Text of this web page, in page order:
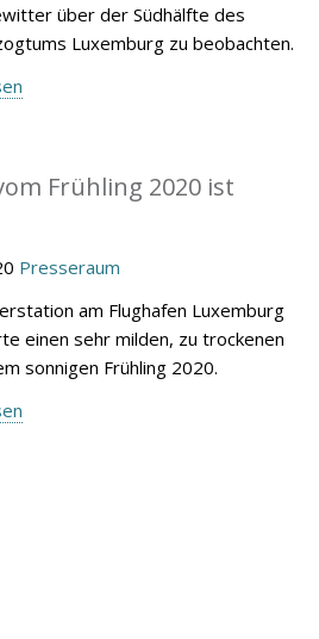
über der Südhälfte des
Luxemburg zu beobachten.
Frühling 2020 ist
Presseraum
am Flughafen Luxemburg
einen sehr milden, zu trockenen
sonnigen Frühling 2020.